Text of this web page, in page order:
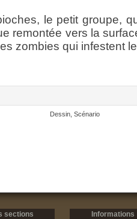
le petit groupe,
remontée vers la
zombies qui infestent
Dessin, Scénario
sections
Informations